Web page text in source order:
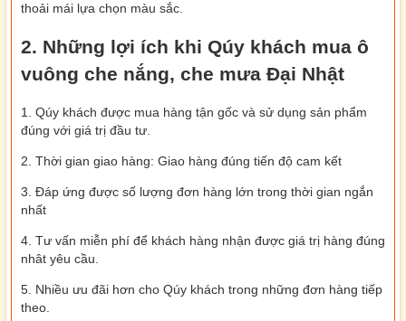
thoải mái lựa chọn màu sắc.
2. Những lợi ích khi Qúy khách mua ô
vuông che nắng, che mưa Đại Nhật
1. Qúy khách được mua hàng tận gốc và sử dụng sản phẩm
đúng với giá trị đầu tư.
2. Thời gian giao hàng: Giao hàng đúng tiến độ cam kết
3. Đáp ứng được số lượng đơn hàng lớn trong thời gian ngắn
nhất
4. Tư vấn miễn phí để khách hàng nhận được giá trị hàng đúng
nhât yêu cầu.
5. Nhiều ưu đãi hơn cho Qúy khách trong những đơn hàng tiếp
theo.